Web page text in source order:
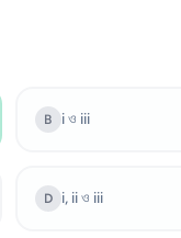
B i ও iii
D i, ii ও iii